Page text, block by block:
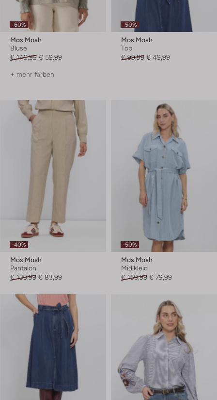
-60%
Mos Mosh
Bluse
€ 149,99 € 59,99
+ mehr farben
-50%
Mos Mosh
Top
€ 99,99 € 49,99
-40%
Mos Mosh
Pantalon
€ 139,99 € 83,99
-50%
Mos Mosh
Midikleid
€ 159,99 € 79,99